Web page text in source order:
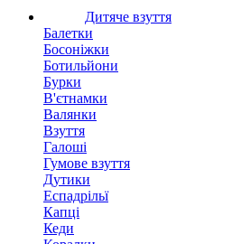
Дитяче взуття
Балетки
Босоніжки
Ботильйони
Бурки
В'єтнамки
Валянки
Взуття
Галоші
Гумове взуття
Дутики
Еспадрільї
Капці
Кеди